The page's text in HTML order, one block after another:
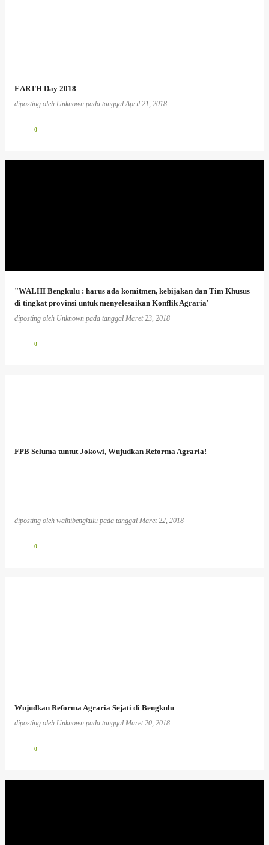
EARTH Day 2018
diposting oleh Unknown pada tanggalApril 21, 2018
0
"WALHI Bengkulu : harus ada komitmen, kebijakan dan Tim Khusus
di tingkat provinsi untuk menyelesaikan Konflik Agraria'
diposting oleh Unknown pada tanggal Maret 23, 2018
0
FPB Seluma tuntut Jokowi, Wujudkan Reforma Agraria!
diposting oleh walhibengkulu pada tanggal Maret 22, 2018
0
Wujudkan Reforma Agraria Sejati di Bengkulu
diposting oleh Unknown pada tanggal Maret 20, 2018
0